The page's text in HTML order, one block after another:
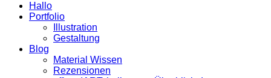
Hallo
Portfolio
Illustration
Gestaltung
Blog
Material Wissen
Rezensionen